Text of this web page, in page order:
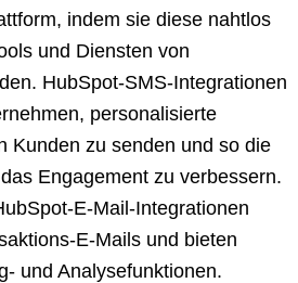
indem sie diese nahtlos
und Diensten von
HubSpot-SMS-Integrationen
personalisierte
Kunden zu senden und so die
Engagement zu verbessern.
E-Mail-Integrationen
E-Mails und bieten
und Analysefunktionen.